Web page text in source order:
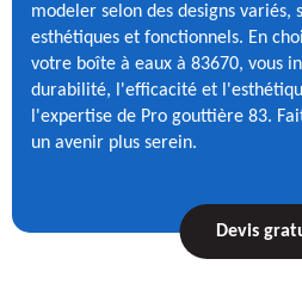
modeler selon des designs variés,
esthétiques et fonctionnels. En
votre boîte à eaux à 83670, vous
durabilité, l'efficacité et
l'expertise de Pro gouttière 83.
un avenir plus serein.
Devis